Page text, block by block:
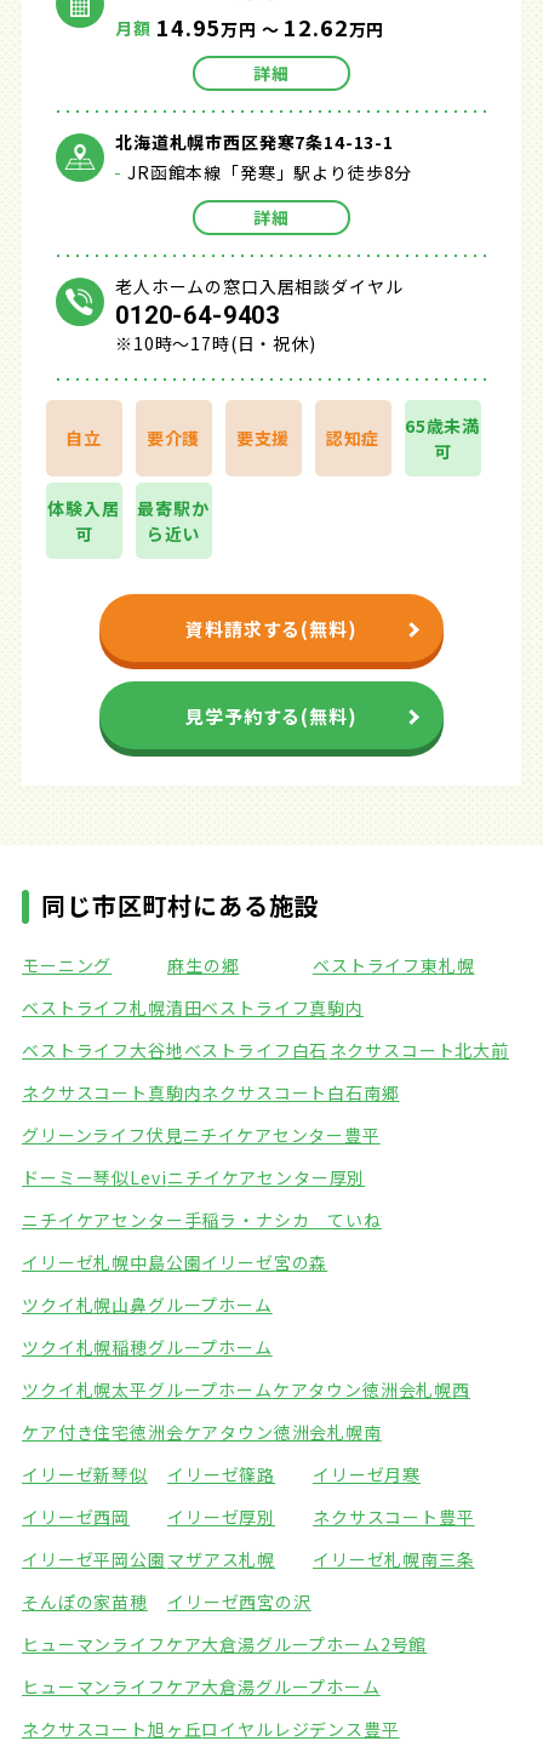
月額 14.95万円 ～ 12.62万円
詳細
北海道札幌市西区発寒7条14-13-1
JR函館本線「発寒」駅より徒歩8分
詳細
老人ホームの窓口入居相談ダイヤル
0120-64-9403
※10時～17時(日・祝休)
自立 要介護 要支援 認知症
65歳未満
可
体験入居
可
最寄駅か
ら近い
資料請求する(無料)
見学予約する(無料)
同じ市区町村にある施設
モーニング 麻生の郷
ベストライフ東札幌
ベストライフ札幌清田ベストライフ真駒内
ベストライフ大谷地ベストライフ白石 ネクサスコート北大前
ネクサスコート真駒内ネクサスコート白石南郷
グリーンライフ伏見ニチイケアセンター豊平
ドーミー琴似Leviニチイケアセンター厚別
ニチイケアセンター手稲ラ・ナシカ ていね
イリーゼ札幌中島公園イリーゼ宮の森
ツクイ札幌山鼻グループホーム
ツクイ札幌稲穂グループホーム
ツクイ札幌太平グループホームケアタウン徳洲会札幌西
ケア付き住宅徳洲会ケアタウン徳洲会札幌南
イリーゼ新琴似
イリーゼ篠路
イリーゼ月寒
イリーゼ西岡
イリーゼ厚別
ネクサスコート豊平
イリーゼ平岡公園 マザアス札幌
イリーゼ札幌南三条
そんぽの家苗穂
イリーゼ西宮の沢
ヒューマンライフケア大倉湯グループホーム2号館
ヒューマンライフケア大倉湯グループホーム
ネクサスコート旭ヶ丘ロイヤルレジデンス豊平